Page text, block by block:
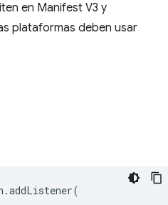
en Manifest V3 y
plataformas deben usar
.addListener(